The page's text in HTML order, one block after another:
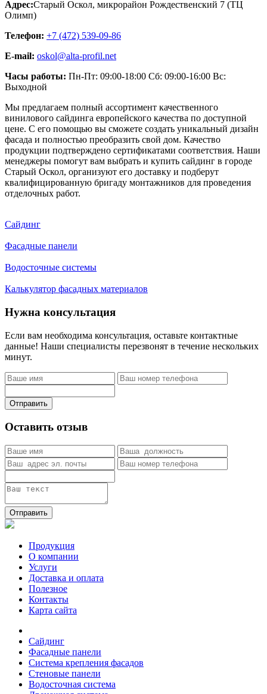
Адрес:Старый Оскол, микрорайон Рождественский 7 (ТЦ
Олимп)
Телефон: +7 (472) 539-09-86
E-mail: oskol@alta-profil.net
Часы работы: Пн-Пт: 09:00-18:00 Сб: 09:00-16:00 Вс:
Выходной
Мы предлагаем полный ассортимент качественного
винилового сайдинга европейского качества по доступной
цене. С его помощью вы сможете создать уникальный дизайн
фасада и полностью преобразить свой дом. Качество
продукции подтверждено сертификатами соответствия. Наши
менеджеры помогут вам выбрать и купить сайдинг в городе
Старый Оскол, организуют его доставку и подберут
квалифицированную бригаду монтажников для проведения
отделочных работ.
Сайдинг
Фасадные панели
Водосточные системы
Калькулятор фасадных материалов
Нужна консультация
Если вам необходима консультация, оставьте контактные
данные! Наши специалисты перезвонят в течение нескольких
минут.
Отправить
Оставить отзыв
Отправить
Продукция
О компании
Услуги
Доставка и оплата
Полезное
Контакты
Карта сайта
Сайдинг
Фасадные панели
Система крепления фасадов
Стеновые панели
Водосточная система